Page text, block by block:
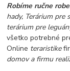
Robíme ručne
hady, Terárium pre
terárium pre
všetko potrebné
Online teraristike
domov a firmu